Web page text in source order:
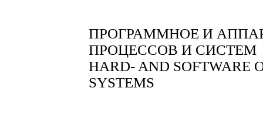
ПРОГРАММНОЕ И
ПРОЦЕССОВ И СИСТЕМ
HARD- AND SOFTWARE
SYSTEMS